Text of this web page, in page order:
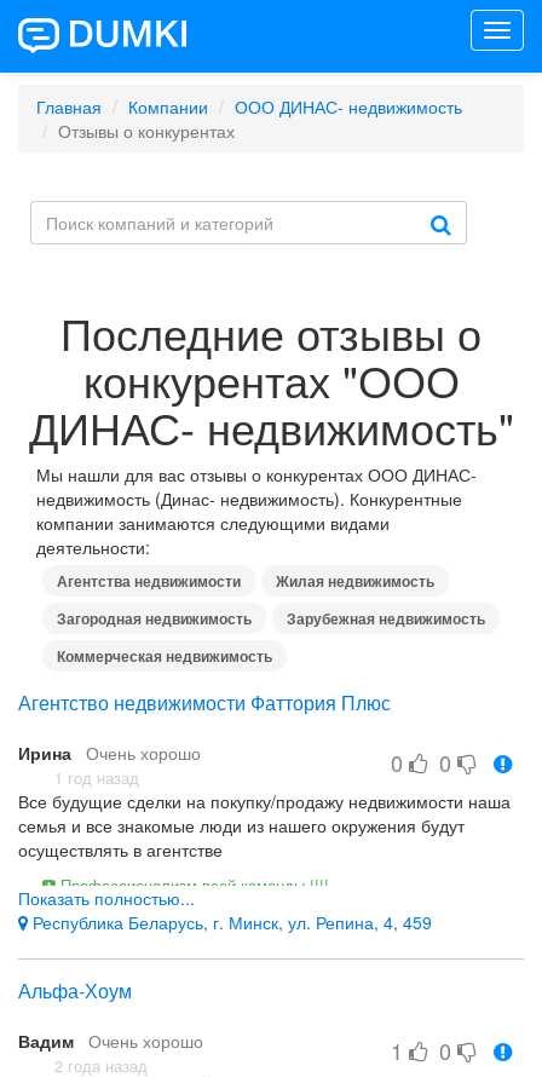
Главная Компании
ООО ДИНАС- недвижимость
Отзывы о конкурентах
Последние отзывы о
конкурентах "ООО
ДИНАС- недвижимость"
Мы нашли для вас отзывы о конкурентах ООО ДИНАС-
недвижимость (Динас- недвижимость). Конкурентные
компании занимаются следующими видами
деятельности:
Агентства недвижимости
Жилая недвижимость
Загородная недвижимость
Зарубежная недвижимость
Коммерческая недвижимость
Агентство недвижимости Фаттория Плюс
Ирина Очень хорошо
1 год назад 0 0
Все будущие сделки на покупку/продажу недвижимости наша
семья и все знакомые люди из нашего окружения будут
осуществлять в агентстве
Профессионализм всей команды !!!!
Такого нет!
Показать полностью...
Республика Беларусь, г. Минск, ул. Репина, 4, 459
Альфа-Хоум
Вадим Очень хорошо
2 года назад 1 0